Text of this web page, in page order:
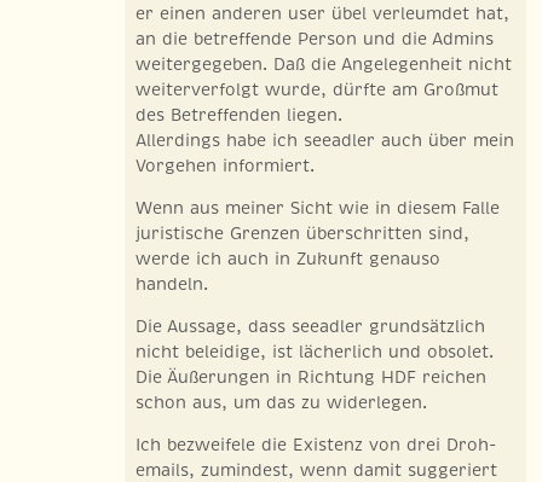
er einen anderen user übel verleumdet hat,
an die betreffende Person und die Admins
weitergegeben. Daß die Angelegenheit nicht
weiterverfolgt wurde, dürfte am Großmut
des Betreffenden liegen.
Allerdings habe ich seeadler auch über mein
Vorgehen informiert.
Wenn aus meiner Sicht wie in diesem Falle
juristische Grenzen überschritten sind,
werde ich auch in Zukunft genauso
handeln.
Die Aussage, dass seeadler grundsätzlich
nicht beleidige, ist lächerlich und obsolet.
Die Äußerungen in Richtung HDF reichen
schon aus, um das zu widerlegen.
Ich bezweifele die Existenz von drei Droh-
emails, zumindest, wenn damit suggeriert